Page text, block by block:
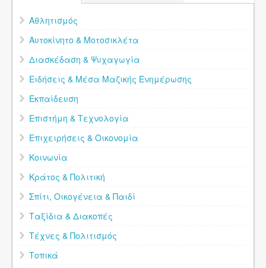
Αθλητισμός
Αυτοκίνητο & Μοτοσικλέτα
Διασκέδαση & Ψυχαγωγία
Ειδήσεις & Μέσα Μαζικής Ενημέρωσης
Εκπαίδευση
Επιστήμη & Τεχνολογία
Επιχειρήσεις & Οικονομία
Κοινωνία
Κράτος & Πολιτική
Σπίτι, Οικογένεια & Παιδί
Ταξίδια & Διακοπές
Τέχνες & Πολιτισμός
Τοπικά